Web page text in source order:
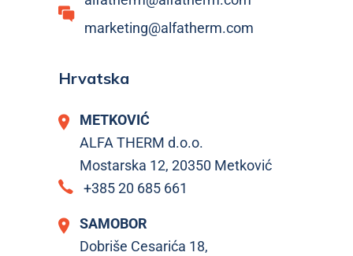
marketing@alfatherm.com
Hrvatska
METKOVIĆ
ALFA THERM d.o.o.
Mostarska 12, 20350 Metković
+385 20 685 661
SAMOBOR
Dobriše Cesarića 18,